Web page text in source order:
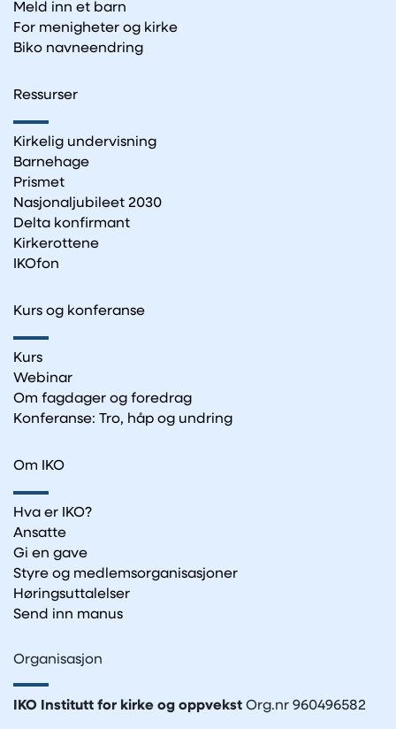
Meld inn et barn
For menigheter og kirke
Biko navneendring
Ressurser
Kirkelig undervisning
Barnehage
Prismet
Nasjonaljubileet 2030
Delta konfirmant
Kirkerottene
IKOfon
Kurs og konferanse
Kurs
Webinar
Om fagdager og foredrag
Konferanse: Tro, håp og undring
Om IKO
Hva er IKO?
Ansatte
Gi en gave
Styre og medlemsorganisasjoner
Høringsuttalelser
Send inn manus
Organisasjon
IKO Institutt for kirke og oppvekst Org.nr 960496582